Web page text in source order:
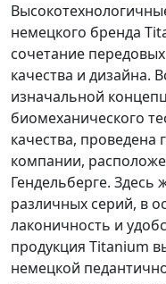
немецкого бренда
сочетание
качества и дизайна.
изначальной
биомеханического
качества,
компании,
Гендельберге. Здесь
различных серий, в
лаконичность и
продукция Titanium
немецкой